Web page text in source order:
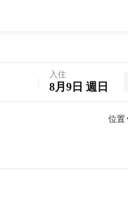
入住
8月9日 週日
位置